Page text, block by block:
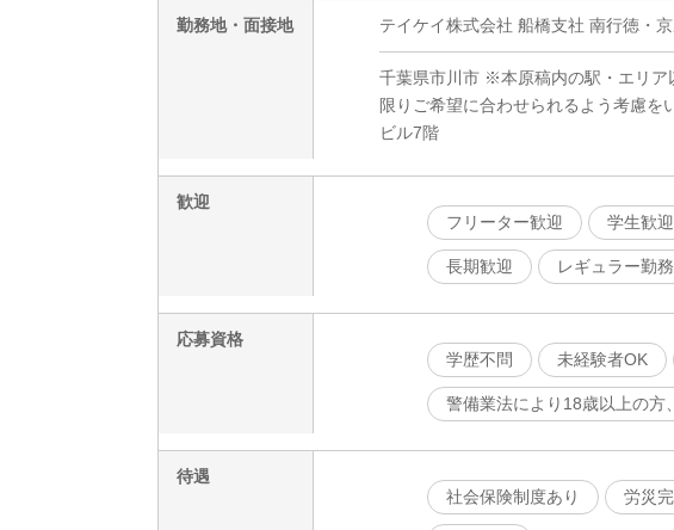
勤務地・面接地 テイケイ株式会社 船橋支社 南行徳・
千葉県市川市 ※本原稿内の駅・エリア
限りご希望に合わせられるよう考慮
ビル7階
歓迎
フリーター歓迎
学生歓迎
長期歓迎 レギュラー勤
応募資格
学歴不問
未経験者OK
警備業法により18歳以上の方
待遇
社会保険制度あり
労災